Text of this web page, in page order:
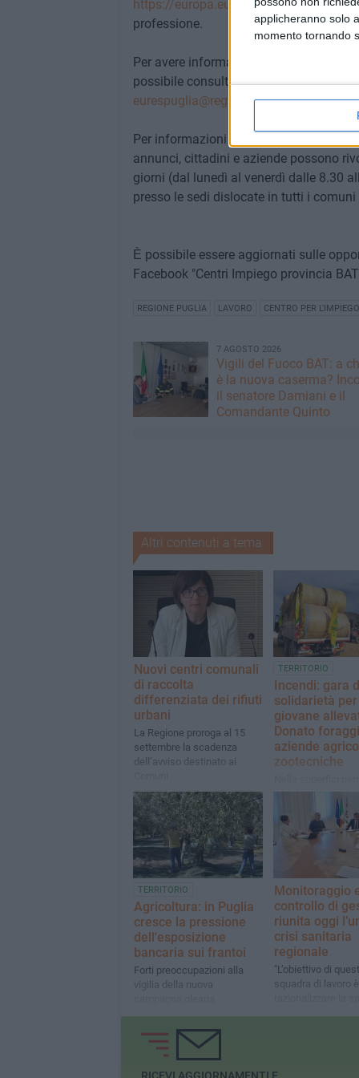
applicheranno solo
momento tornando
https://europa.eu/eures/portal/jv-se/
professione.
Per avere informazioni sulle proposte
possibile consultare gli assistenti
eurespuglia@regione.puglia.it.
Per informazioni sull'invio dei curricula,
annunci, cittadini e aziende possono
giorni (dal lunedì al venerdì dalle 8.30
presso le sedi dislocate in tutti i
Ѐ possibile essere aggiornati sulle
Facebook "Centri Impiego provincia
REGIONE PUGLIA LAVORO CENTRO PER
7 AGOSTO 2026
​Vigili del Fuoco BAT: a
è la nuova caserma?
il senatore Damiani e il
Comandante Quinto
Altri contenuti a tema
Nuovi centri comunali
di raccolta
differenziata dei rifiuti
urbani
La Regione proroga al 15
settembre la scadenza
dell’avviso destinato ai
TERRITORIO
Incendi: gara
solidarietà per
giovane
Donato
aziende
zootecniche
fuoco pascolo
anni; servono
più controlli e
territorio
TERRITORIO
Agricoltura: in Puglia
cresce la pressione
dell'esposizione
bancaria sui frantoi
Forti preoccupazioni alla
vigilia della nuova
Monitoraggio
controllo di
riunita oggi
crisi sanitaria
regionale
"L’obiettivo di
squadra di lavoro
razionalizzare la